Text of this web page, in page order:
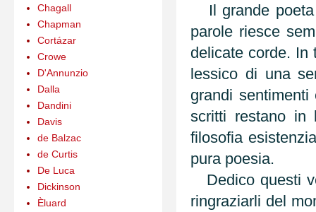
Il grande poeta
parole riesce
delicate corde. In
lessico di una
grandi
scritti restano in
filosofia
pura poesia.
Dedico questi
ringraziarli del
Chagall
Chapman
Cortázar
Crowe
D'Annunzio
Dalla
Dandini
Davis
de Balzac
de Curtis
De Luca
Dickinson
Èluard